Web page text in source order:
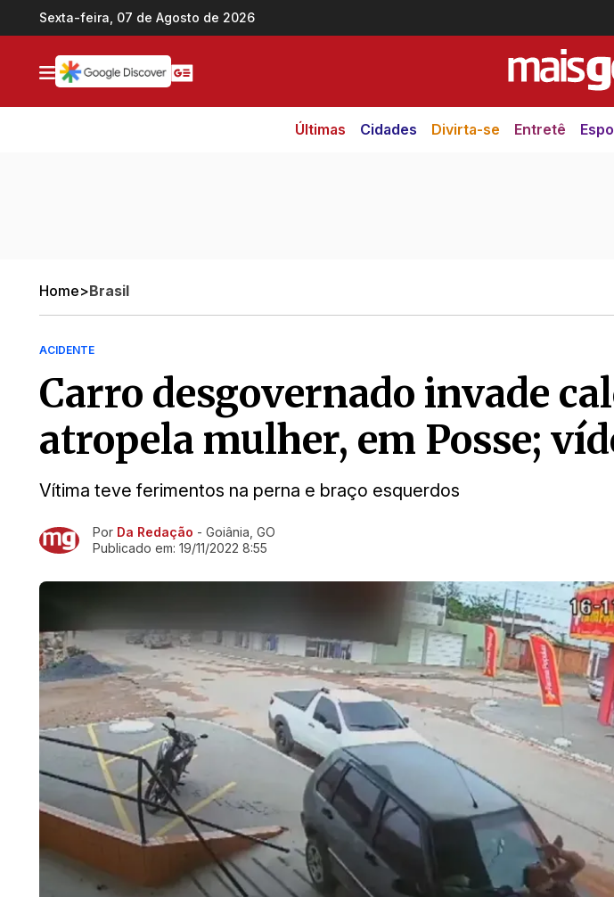
Ir direto pro conteúdo
Sexta-feira, 07 de Agosto de 2026
Últimas Cidades Divirta-se Entretê
Home>Brasil
ACIDENTE
Carro desgovernado invade
atropela mulher, em Posse;
Vítima teve ferimentos na perna e braço esquerdos
Ir direto pra matéria
Por Da Redação - Goiânia, GO
Publicado em: 19/11/2022 8:55